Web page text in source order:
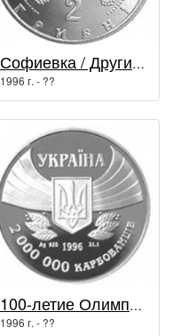
Софиевка / Другие монеты
1996 г. - ??
100-летие Олимпийских игр современности / Спорт
1996 г. - ??